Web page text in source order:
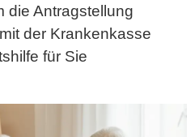
die Antragstellung
der Krankenkasse
für Sie